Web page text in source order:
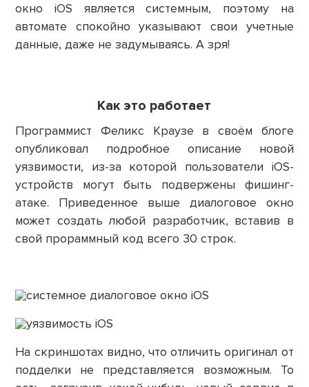
окно iOS является системным, поэтому на
автомате спокойно указывают свои учетные
данные, даже не задумываясь. А зря!
Как это работает
Программист Феликс Краузе в своём блоге
опубликовал подробное описание новой
уязвимости, из-за которой пользователи iOS-
устройств могут быть подвержены фишинг-
атаке. Приведенное выше диалоговое окно
может создать любой разработчик, вставив в
свой прораммный код всего 30 строк.
На скриншотах видно, что отличить оригинал от
подделки не представляется возможным. То